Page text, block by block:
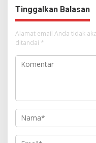
Tinggalkan Balasan
Alamat email Anda tidak
ditandai *